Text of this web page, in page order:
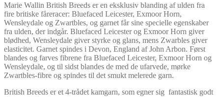
Marie Wallin British Breeds er en eksklusiv blanding af ulden fra
fire britiske fåreracer: Bluefaced Leicester, Exmoor Horn,
Wensleydale og Zwartbles, og garnet får sine specielle egenskaber
fra ulden, der indgår. Bluefaced Leicester og Exmoor Horn giver
blødhed, Wensleydale giver styrke og glans, mens Zwarbles giver
elasticitet. Garnet spindes i Devon, England af John Arbon. Først
blandes og farves fibrene fra Bluefaced Leicester, Exmoor Horn og
Wensleydale, og til sidst blandes de med de ufarvede, mørke
Zwartbles-fibre og spindes til det smukt melerede garn.
British Breeds er et 4-trådet kamgarn, som egner sig fantastisk godt